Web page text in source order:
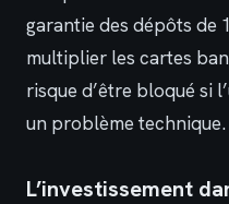
garantie des dépôts de
multiplier les cartes
risque d’être bloqué si
un problème technique.
L’investissement